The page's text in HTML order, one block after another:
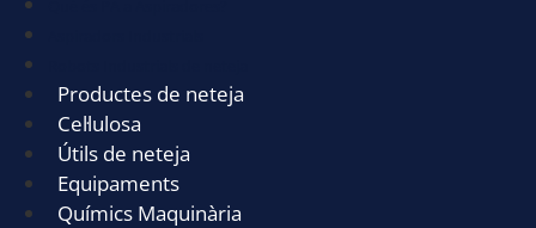
Productes de neteja
Cel·lulosa
Útils de neteja
Equipaments
Químics Maquinària